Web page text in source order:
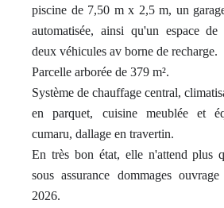
piscine de 7,50 m x 2,5 m, un
automatisée, ainsi qu'un espace de
deux véhicules av borne de recharge.
Parcelle arborée de 379 m².
Système de chauffage central,
en parquet, cuisine meublée et
cumaru, dallage en travertin.
En très bon état, elle n'attend plus
sous assurance dommages
2026.